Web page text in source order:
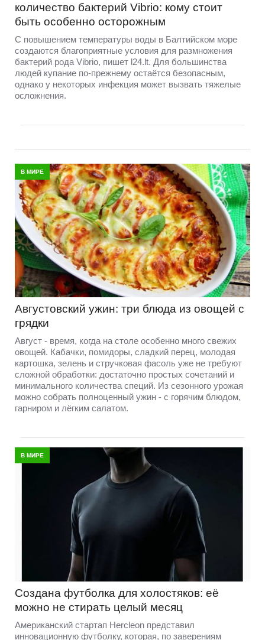
количество бактерий Vibrio: кому стоит
быть особенно осторожным
С повышением температуры воды в Балтийском море
создаются благоприятные условия для размножения
бактерий рода Vibrio, пишет l24.lt. Для большинства
людей купание по-прежнему остаётся безопасным,
однако у некоторых инфекция может вызвать тяжелые
осложнения.
В МИРЕ
Августовский ужин: три блюда из овощей с
грядки
Август - время, когда на столе особенно много свежих
овощей. Кабачки, помидоры, сладкий перец, молодая
картошка, зелень и стручковая фасоль уже не требуют
сложной обработки: достаточно простых сочетаний и
минимального количества специй. Из сезонного урожая
можно собрать полноценный ужин - с горячим блюдом,
гарниром и лёгким салатом.
В МИРЕ
Создана футболка для холостяков: её
можно не стирать целый месяц
Американский стартап Hercleon представил
инновационную футболку, которая, по заверениям